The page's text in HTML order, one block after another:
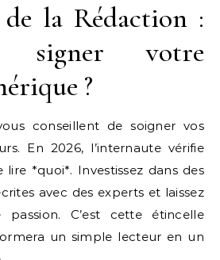
la Rédaction :
signer votre
?
conseillent de soigner vos
En 2026, l’internaute vérifie
*quoi*. Investissez dans des
avec des experts et laissez
passion. C’est cette étincelle
un simple lecteur en un